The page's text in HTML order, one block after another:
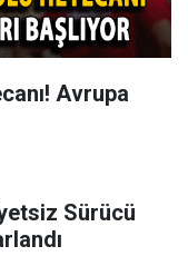
Avrupa
Sürücü